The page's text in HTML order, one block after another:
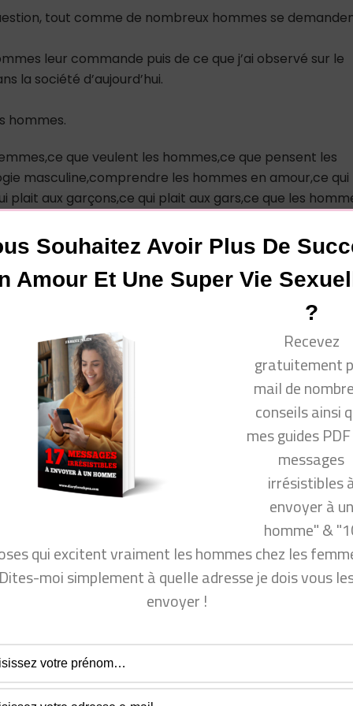
tout comme de nombreux hommes se
leur commande puis de ce que j’ai observé sur le
la société d’aujourd’hui.
hommes.
que veulent les hommes,ce que pensent les
masculine,comprendre les hommes en amour,ce qui
plait aux garçons,ce qui plait aux gars,ce que les
que les hommes aiment chez les
les garçons,séduction,ce que pense un
que cette technique fonctionne
touchés – Où toucher un mec ?
amour ?
Amoureux ?
plus de succès en amour
vie sexuelle ?
nombreux conseils ainsi que mon guide PDF "10
chez les femmes", dites-moi simplement à quelle
dois vous les envoyer !
vous désinscrire à tout moment.
Souhaitez Avoir Plus De
Amour Et Une Super Vie
?
Recevez
gratuitement
mail de
conseils ainsi
mes guides
messages
irrésistibles
envoyer à un
homme" &
qui excitent vraiment les hommes chez les
Dites-moi simplement à quelle adresse je dois vous
envoyer !